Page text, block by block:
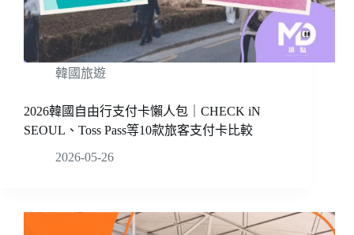
韓國旅遊
2026韓國自由行支付卡懶人包｜CHECK iN
SEOUL、Toss Pass等10款旅客支付卡比較
2026-05-26